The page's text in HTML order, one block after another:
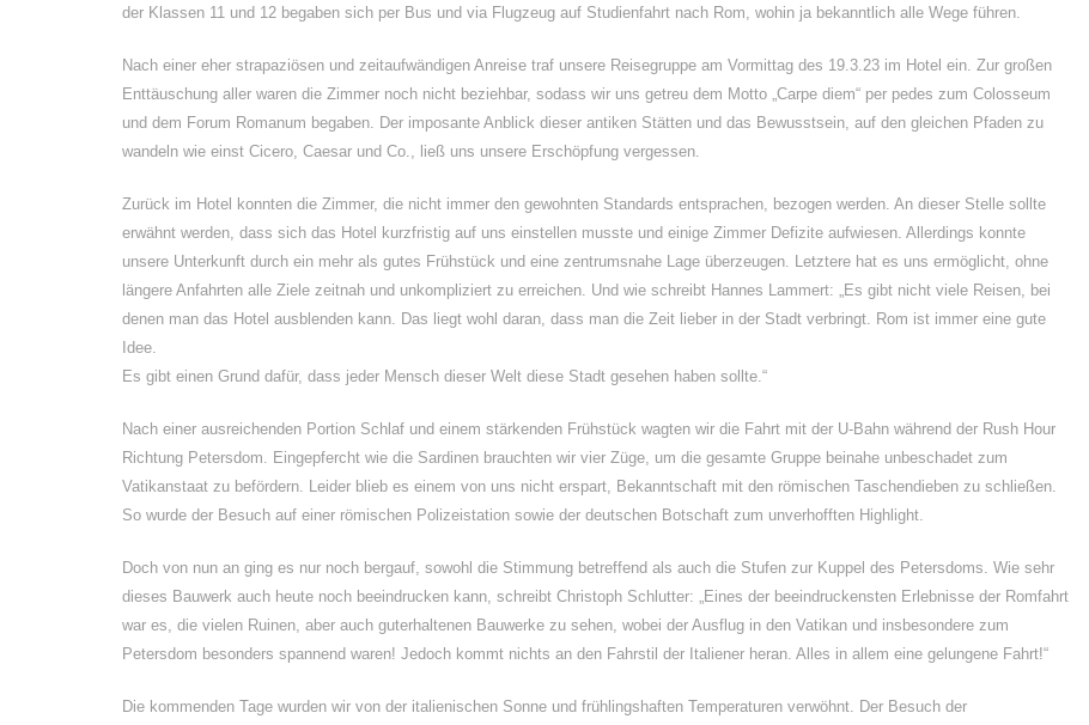
der Klassen 11 und 12 begaben sich per Bus und via Flugzeug auf Studienfahrt nach Rom, wohin ja bekanntlich alle Wege führen.
Nach einer eher strapaziösen und zeitaufwändigen Anreise traf unsere Reisegruppe am Vormittag des 19.3.23 im Hotel ein. Zur großen
Enttäuschung aller waren die Zimmer noch nicht beziehbar, sodass wir uns getreu dem Motto „Carpe diem“ per pedes zum Colosseum
und dem Forum Romanum begaben. Der imposante Anblick dieser antiken Stätten und das Bewusstsein, auf den gleichen Pfaden zu
wandeln wie einst Cicero, Caesar und Co., ließ uns unsere Erschöpfung vergessen.
Zurück im Hotel konnten die Zimmer, die nicht immer den gewohnten Standards entsprachen, bezogen werden. An dieser Stelle sollte
erwähnt werden, dass sich das Hotel kurzfristig auf uns einstellen musste und einige Zimmer Defizite aufwiesen. Allerdings konnte
unsere Unterkunft durch ein mehr als gutes Frühstück und eine zentrumsnahe Lage überzeugen. Letztere hat es uns ermöglicht, ohne
längere Anfahrten alle Ziele zeitnah und unkompliziert zu erreichen. Und wie schreibt Hannes Lammert: „Es gibt nicht viele Reisen, bei
denen man das Hotel ausblenden kann. Das liegt wohl daran, dass man die Zeit lieber in der Stadt verbringt. Rom ist immer eine gute
Idee.
Es gibt einen Grund dafür, dass jeder Mensch dieser Welt diese Stadt gesehen haben sollte.“
Nach einer ausreichenden Portion Schlaf und einem stärkenden Frühstück wagten wir die Fahrt mit der U-Bahn während der Rush Hour
Richtung Petersdom. Eingepfercht wie die Sardinen brauchten wir vier Züge, um die gesamte Gruppe beinahe unbeschadet zum
Vatikanstaat zu befördern. Leider blieb es einem von uns nicht erspart, Bekanntschaft mit den römischen Taschendieben zu schließen.
So wurde der Besuch auf einer römischen Polizeistation sowie der deutschen Botschaft zum unverhofften Highlight.
Doch von nun an ging es nur noch bergauf, sowohl die Stimmung betreffend als auch die Stufen zur Kuppel des Petersdoms. Wie sehr
dieses Bauwerk auch heute noch beeindrucken kann, schreibt Christoph Schlutter: „Eines der beeindruckensten Erlebnisse der Romfahrt
war es, die vielen Ruinen, aber auch guterhaltenen Bauwerke zu sehen, wobei der Ausflug in den Vatikan und insbesondere zum
Petersdom besonders spannend waren! Jedoch kommt nichts an den Fahrstil der Italiener heran. Alles in allem eine gelungene Fahrt!“
Die kommenden Tage wurden wir von der italienischen Sonne und frühlingshaften Temperaturen verwöhnt. Der Besuch der